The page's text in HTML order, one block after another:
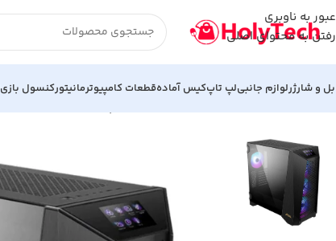
عبور به ناوبری
رفتن به محتوای اصلی
و شارژرلوازم جانبیلپ تاپکیس آمادهقطعات کامپیوترمانیتورکنسول بازی